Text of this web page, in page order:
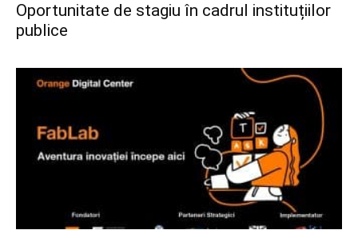
Oportunitate de stagiu în cadrul instituțiilor
publice